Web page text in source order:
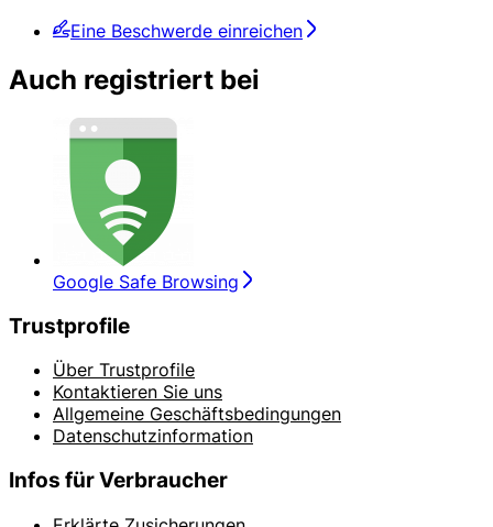
Eine Beschwerde einreichen
Auch registriert bei
Google Safe Browsing
Trustprofile
Über Trustprofile
Kontaktieren Sie uns
Allgemeine Geschäftsbedingungen
Datenschutzinformation
Infos für Verbraucher